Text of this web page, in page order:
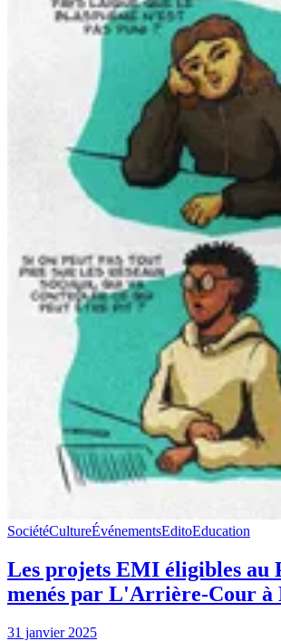
SociétéCultureÉvénementsEditoEducation
Les projets EMI éligibles au
menés par L'Arrière-Cour à
31 janvier 2025